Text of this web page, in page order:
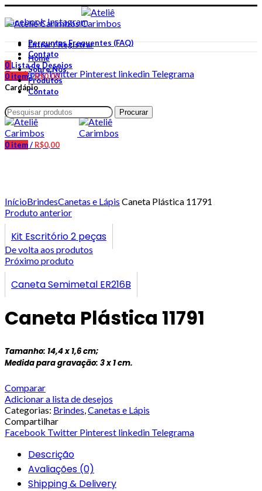
BEM VINDO AO NOSSO SITE!
FacebookInstagram
Perguntas Frequentes (FAQ)
Contato
FacebookTwitter Pinterest linkedin Telegrama
Entrar / Registrar
0 Lista de Desejos
0item/R$0,00
Cardápio
0item/ R$0,00
Home
Sobre Nós
Produtos
Contato
Procurar
InícioBrindesCanetas e Lápis Caneta Plástica 11791
Produto anterior
Kit Escritório 2 peças
De volta aos produtos
Próximo produto
Caneta Semimetal ER216B
Caneta Plástica 11791
Tamanho: 14,4 x 1,6 cm;
Medida para gravação: 3 x 1 cm.
Comparar
Adicionar a lista de desejos
Categorias: Brindes Canetas e Lápis
Compartilhar
Facebook Twitter Pinterest linkedin Telegrama
Descrição
Avaliações (0)
Shipping & Delivery